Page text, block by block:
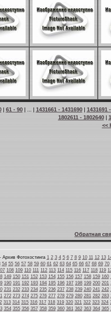
| 61 - 90| ... | 1431661 - 1431690| 1431691
1802611 - 1802640|
<<
Обратная
Архив Фотохостинга 1 2 3 4 5 6 7 8 9 10 11 12 13
54 55 56 57 58 59 60 61 62 63 64 65 66 67 68 69 70
108 109 110 111 112 113 114 115 116 117 118 119
149 150 151 152 153 154 155 156 157 158 159 160
190 191 192 193 194 195 196 197 198 199 200 201
231 232 233 234 235 236 237 238 239 240 241 242
272 273 274 275 276 277 278 279 280 281 282 283
313 314 315 316 317 318 319 320 321 322 323 324
354 355 356 357 358 359 360 361 362 363 364 365